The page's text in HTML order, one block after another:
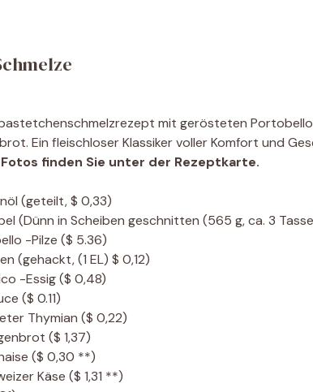
mit gerösteten
Ein fleischloser Klassiker voller Komfort und
finden Sie unter der Rezeptkarte.
(geteilt, $ 0,33)
(Dünn in Scheiben geschnitten (565 g, ca. 3
-Pilze ($ 5.36)
(gehackt, (1 EL) $ 0,12)
-Essig($ 0,48)
($ 0.11)
Thymian ($ 0,22)
($ 1,37)
($ 0,30 **)
Käse ($ 1,31 **)